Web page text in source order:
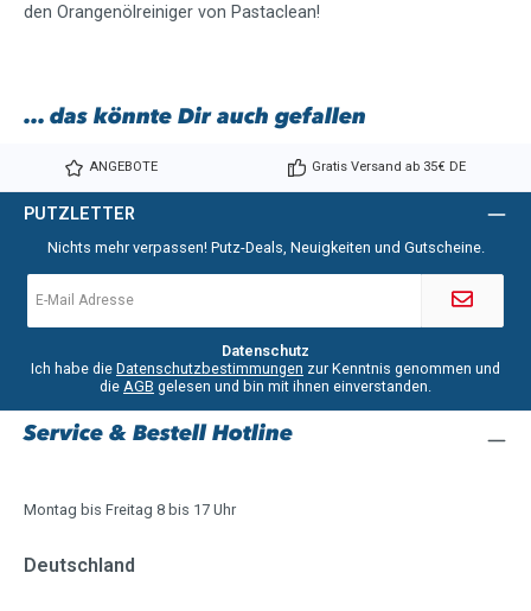
den Orangenölreiniger von Pastaclean!
... das könnte Dir auch gefallen
ANGEBOTE Gratis Versand ab 35€ DE
PUTZLETTER
Nichts mehr verpassen! Putz-Deals, Neuigkeiten und Gutscheine.
Mail-
*
Datenschutz
Ich habe die Datenschutzbestimmungen zur Kenntnis genommen und
die AGB gelesen und bin mit ihnen einverstanden.
Service & Bestell Hotline
Montag bis Freitag 8 bis 17 Uhr
Deutschland